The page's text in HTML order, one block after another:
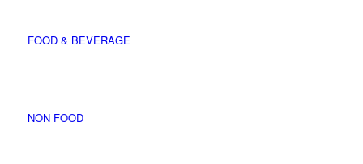
FOOD & BEVERAGE
NON FOOD